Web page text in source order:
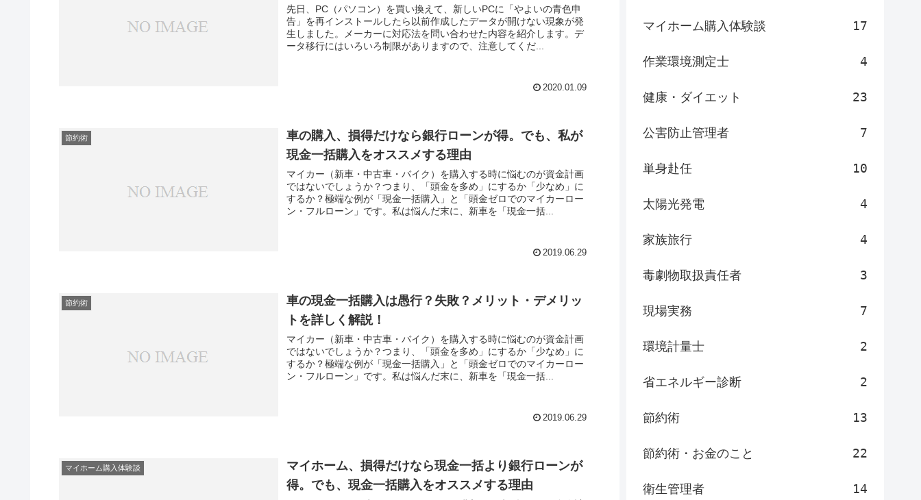
先日、PC（パソコン）を買い換えて、新しいPCに「やよいの青色申
告」を再インストールしたら以前作成したデータが開けない現象が発
生しました。メーカーに対応法を問い合わせた内容を紹介します。デ
ータ移行にはいろいろ制限がありますので、注意してくだ...
2020.01.09
節約術
車の購入、損得だけなら銀行ローンが得。でも、私が
現金一括購入をオススメする理由
マイカー（新車・中古車・バイク）を購入する時に悩むのが資金計画
ではないでしょうか？つまり、「頭金を多め」にするか「少なめ」に
するか？極端な例が「現金一括購入」と「頭金ゼロでのマイカーロー
ン・フルローン」です。私は悩んだ末に、新車を「現金一括...
2019.06.29
節約術
車の現金一括購入は愚行？失敗？メリット・デメリッ
トを詳しく解説！
マイカー（新車・中古車・バイク）を購入する時に悩むのが資金計画
ではないでしょうか？つまり、「頭金を多め」にするか「少なめ」に
するか？極端な例が「現金一括購入」と「頭金ゼロでのマイカーロー
ン・フルローン」です。私は悩んだ末に、新車を「現金一括...
2019.06.29
マイホーム購入体験談
マイホーム、損得だけなら現金一括より銀行ローンが
得。でも、現金一括購入をオススメする理由
マイホーム購入体験談 17
作業環境測定士 4
健康・ダイエット 23
公害防止管理者 7
単身赴任 10
太陽光発電 4
家族旅行 4
毒劇物取扱責任者 3
現場実務 7
環境計量士 2
省エネルギー診断 2
節約術 13
節約術・お金のこと 22
衛生管理者 14